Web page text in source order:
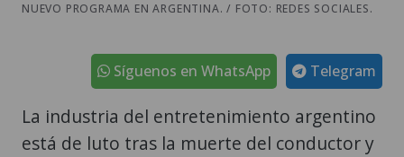
NUEVO PROGRAMA EN ARGENTINA. / FOTO: REDES SOCIALES.
Telegram
Síguenos en WhatsApp
La industria del entretenimiento argentino
está de luto tras la muerte del conductor y